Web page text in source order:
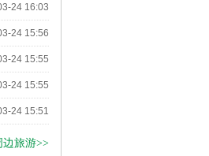
询
询
自由行>>
询
24 16:03
24 15:56
24 15:55
24 15:55
24 15:51
边旅游>>